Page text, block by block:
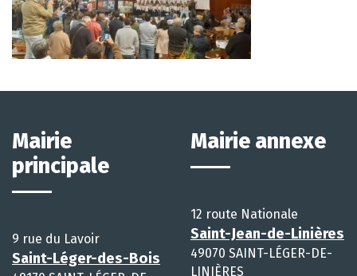
Mairie
principale
9 rue du Lavoir
Saint-Léger-des-Bois
Mairie annexe
12 route Nationale
Saint-Jean-de-Linières
49070 SAINT-LÉGER-DE-
LINIÈRES